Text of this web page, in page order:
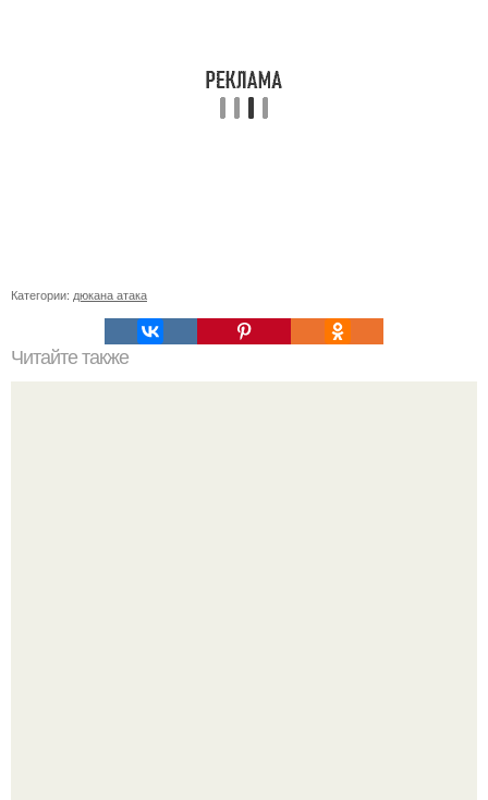
Категории: дюкана атака
Читайте также